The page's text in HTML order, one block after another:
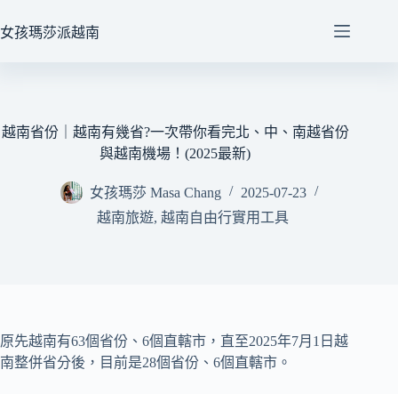
至
女孩瑪莎派越南
越南省份｜越南有幾省?一次帶你看完北、中、南越省份
與越南機場！(2025最新)
女孩瑪莎 Masa Chang
2025-07-23
越南旅遊,越南自由行實用工具
原先越南有63個省份、6個直轄市，直至2025年7月1日越
南整併省分後，目前是28個省份、6個直轄市。